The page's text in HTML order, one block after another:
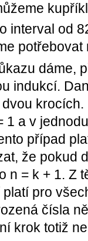
interval od
dáme,
indukcí.
1 a v
případ
že pokud
n = k + 1. Z
pro
čísla
krok totiž